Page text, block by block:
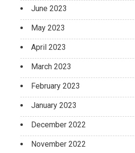
June 2023
May 2023
April 2023
March 2023
February 2023
January 2023
December 2022
November 2022